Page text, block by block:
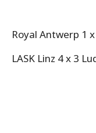
Royal Antwerp 1
LASK Linz 4 x 3